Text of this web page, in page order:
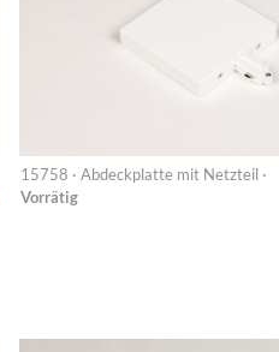
15758 · Abdeckplatte mit Netzteil ·
Vorrätig